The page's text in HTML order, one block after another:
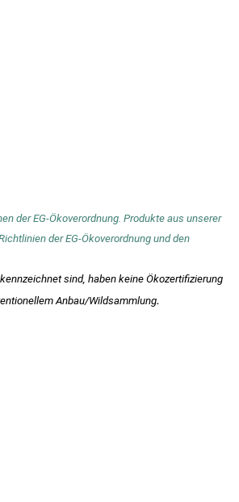
der EG-Ökoverordnung. Produkte aus unserer
der EG-Ökoverordnung und den
sind, haben keine Ökozertifizierung
Anbau/Wildsammlung.